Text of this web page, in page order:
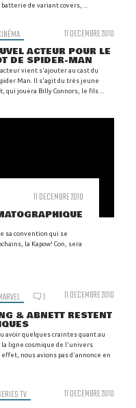
de variant covers, ...
11 DECEMBRE 2010
ACTEUR POUR LE
DE SPIDER-MAN
vient s'ajouter au cast du
Man. Il s'agit du très jeune
qui jouera Billy Connors, le fils ...
11 DECEMBRE 2010
sa convention qui se
la Kapow! Con, sera
1 11 DECEMBRE 2010
& ABNETT RESTENT
avoir quelques craintes quant au
la ligne cosmique de l'univers
effet, nous avions pas d'annonce en
TV 11 DECEMBRE 2010